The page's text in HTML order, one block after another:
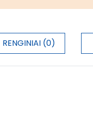
RENGINIAI (0)